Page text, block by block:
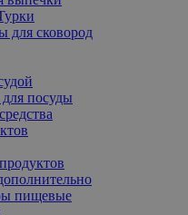
для сковород
посуды
пищевые